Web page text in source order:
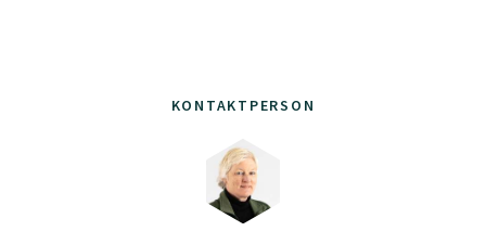
KONTAKTPERSON